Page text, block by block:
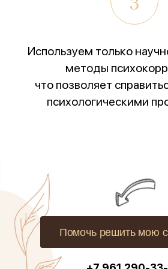
Всероссийский конкурс
«Феникс: Призвание и
Организаторы:
Используем только
методы
что позволяет
психологическими
Помочь решить мою